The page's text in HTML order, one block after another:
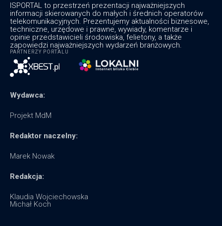
ISPORTAL to przestrzeń prezentacji najważniejszych
informacji skierowanych do małych i średnich operatorów
telekomunikacyjnych. Prezentujemy aktualności biznesowe,
techniczne, urzędowe i prawne, wywiady, komentarze i
opinie przedstawicieli środowiska, felietony, a także
zapowiedzi najważniejszych wydarzeń branżowych.
PARTNERZY PORTALU
Wydawca:
Projekt MdM
Redaktor naczelny:
Marek Nowak
Redakcja:
Klaudia Wojciechowska
Michał Koch